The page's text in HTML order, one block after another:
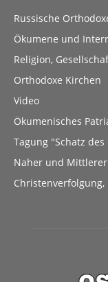
Russische
Ökumene und
Religion,
Orthodoxe Kirchen
Video
Ökumenisches
Tagung "Schatz
Naher und
Christenverfolgung,